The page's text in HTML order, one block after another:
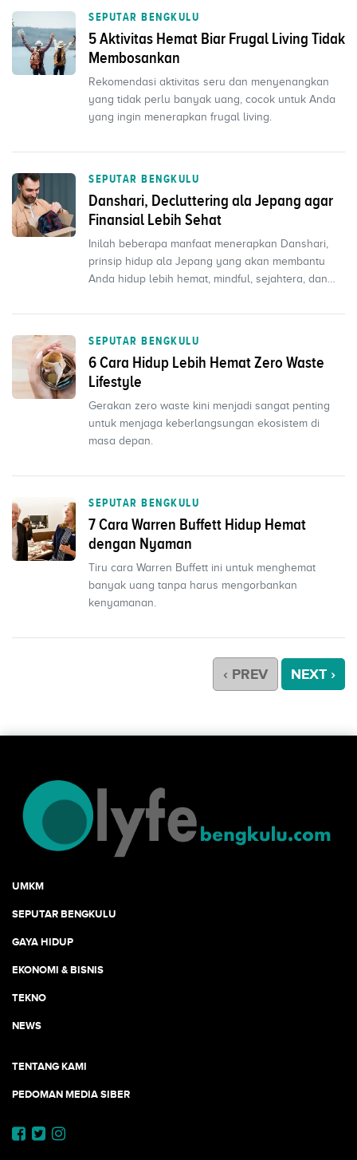
SEPUTAR BENGKULU
5 Aktivitas Hemat Biar Frugal Living Tidak
Membosankan
Rekomendasi aktivitas seru dan menyenangkan
yang tidak perlu banyak uang, cocok untuk Anda
yang ingin menerapkan frugal living.
SEPUTAR BENGKULU
Danshari, Decluttering ala Jepang agar
Finansial Lebih Sehat
Inilah beberapa manfaat menerapkan Danshari,
prinsip hidup ala Jepang yang akan membantu
Anda hidup lebih hemat, mindful, sejahtera, dan
SEPUTAR BENGKULU
6 Cara Hidup Lebih Hemat Zero Waste
Lifestyle
Gerakan zero waste kini menjadi sangat penting
untuk menjaga keberlangsungan ekosistem di
masa depan.
SEPUTAR BENGKULU
7 Cara Warren Buffett Hidup Hemat
dengan Nyaman
Tiru cara Warren Buffett ini untuk menghemat
banyak uang tanpa harus mengorbankan
kenyamanan.
‹ PREV NEXT ›
UMKM
SEPUTAR BENGKULU
GAYA HIDUP
EKONOMI & BISNIS
TEKNO
NEWS
TENTANG KAMI
PEDOMAN MEDIA SIBER